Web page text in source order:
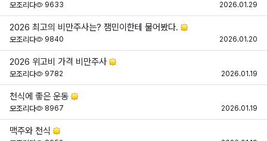
모조리다 2026.01.29
9633
2026 최고의 비만주사는? 잼민이한테 물어봤다.
모조리다 2026.01.20
9840
2026 위고비 가격 비만주사
모조리다 2026.01.19
9782
천식에 좋은 운동
모조리다 2026.01.19
8967
맥주와 천식